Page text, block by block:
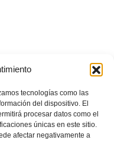
tecnologías como las
del dispositivo. El
procesar datos como el
únicas en este sitio.
afectar negativamente a